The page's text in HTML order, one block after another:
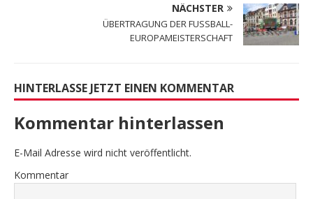
NÄCHSTER
ÜBERTRAGUNG DER FUSSBALL-
EUROPAMEISTERSCHAFT
HINTERLASSE JETZT EINEN KOMMENTAR
Kommentar hinterlassen
E-Mail Adresse wird nicht veröffentlicht.
Kommentar